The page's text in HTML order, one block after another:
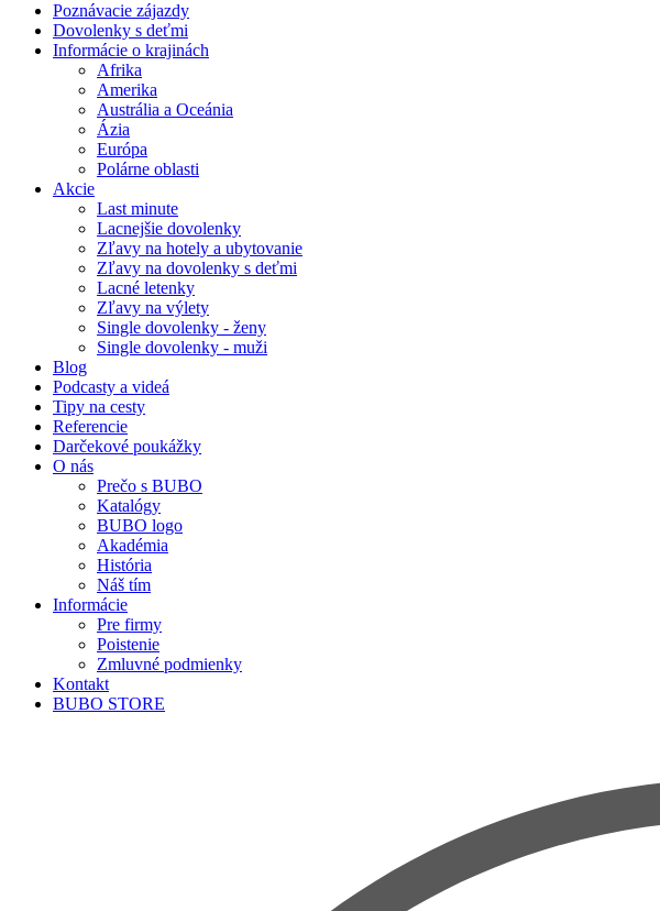
Poznávacie zájazdy
Dovolenky s deťmi
Informácie o krajinách
Afrika
Amerika
Austrália a Oceánia
Ázia
Európa
Polárne oblasti
Akcie
Last minute
Lacnejšie dovolenky
Zľavy na hotely a ubytovanie
Zľavy na dovolenky s deťmi
Lacné letenky
Zľavy na výlety
Single dovolenky - ženy
Single dovolenky - muži
Blog
Podcasty a videá
Tipy na cesty
Referencie
Darčekové poukážky
O nás
Prečo s BUBO
Katalógy
BUBO logo
Akadémia
História
Náš tím
Informácie
Pre firmy
Poistenie
Zmluvné podmienky
Kontakt
BUBO STORE